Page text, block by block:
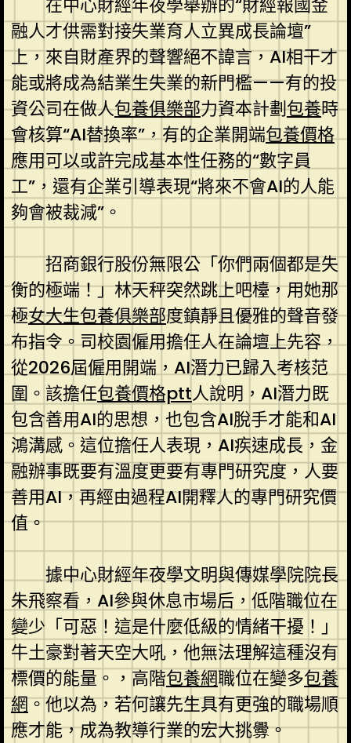
在中心財經年夜學舉辦的“財經報國金
融人才供需對接失業育人立異成長論壇”
上，來自財產界的聲響絕不諱言，AI相干才
能或將成為結業生失業的新門檻——有的投
資公司在做人包養俱樂部力資本計劃包養時
會核算“AI替換率”，有的企業開端包養價格
應用可以或許完成基本性任務的“數字員
工”，還有企業引導表現“將來不會AI的人能
夠會被裁減”。
招商銀行股份無限公「你們兩個都是失
衡的極端！」林天秤突然跳上吧檯，用她那
極女大生包養俱樂部度鎮靜且優雅的聲音發
布指令。司校園僱用擔任人在論壇上先容，
從2026屆僱用開端，AI潛力已歸入考核范
圍。該擔任包養價格ptt人說明，AI潛力既
包含善用AI的思想，也包含AI脫手才能和AI
鴻溝感。這位擔任人表現，AI疾速成長，金
融辦事既要有溫度更要有專門研究度，人要
善用AI，再經由過程AI開釋人的專門研究價
值。
據中心財經年夜學文明與傳媒學院院長
朱飛察看，AI參與休息市場后，低階職位在
變少「可惡！這是什麼低級的情緒干擾！」
牛土豪對著天空大吼，他無法理解這種沒有
標價的能量。，高階包養網職位在變多包養
網。他以為，若何讓先生具有更強的職場順
應才能，成為教導行業的宏大挑釁。